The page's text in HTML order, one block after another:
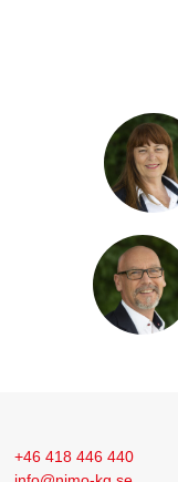
+46 418 446 440